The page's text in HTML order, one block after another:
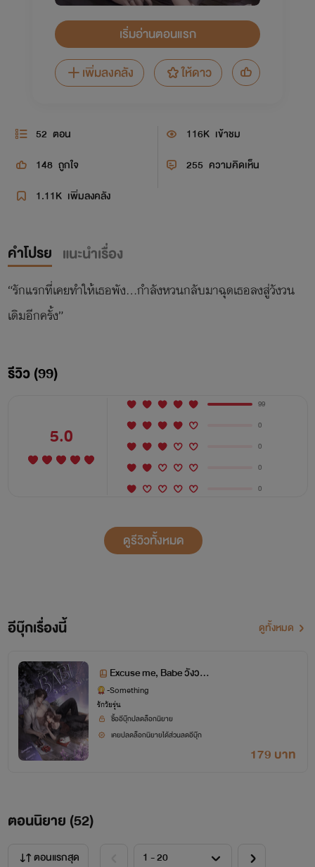
เริ่มอ่านตอนแรก
เพิ่มลงคลัง
ให้ดาว
52 ตอน 116K เข้าชม
148 ถูกใจ 255 ความคิดเห็น
1.11K เพิ่มลงคลัง
คำโปรย แนะนำเรื่อง
“รักแรกที่เคยทำให้เธอพัง…กำลังหวนกลับมาฉุดเธอลงสู่วังวน
เดิมอีกครั้ง”
รีวิว (99)
5.0
99
0
0
0
0
ดูรีวิวทั้งหมด
อีบุ๊กเรื่องนี้ ดูทั้งหมด
Excuse me, Babe วังวนค
นคลั่งรัก
-Something
รักวัยรุ่น
ซื้ออีบุ๊กปลดล็อกนิยาย
เคยปลดล็อกนิยายได้ส่วนลดอีบุ๊ก
179 บาท
ตอนนิยาย (52)
ตอนแรกสุด